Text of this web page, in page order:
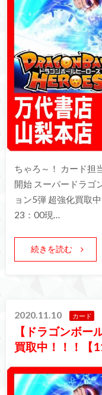
ちゃろ～！ カード担
開始 スーパードラゴ
ョン5弾 超強化買
23：00現…
続きを読む
2020.11.10 カード
【ドラゴンボー
買取中！！！【